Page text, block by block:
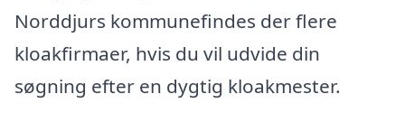
Norddjurs kommunefindes der flere
kloakfirmaer, hvis du vil udvide din
søgning efter en dygtig kloakmester.